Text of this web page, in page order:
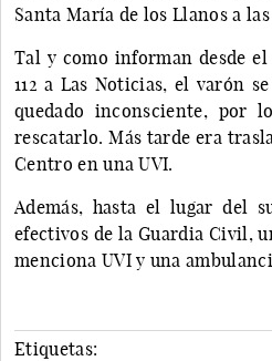
Santa María de los Llanos a las
Tal y como informan desde
112 a Las Noticias, el varón
quedado inconsciente, por
rescatarlo. Más tarde era
Centro en una UVI.
Además, hasta el lugar del
efectivos de la Guardia Civil,
menciona UVI y una
Etiquetas: